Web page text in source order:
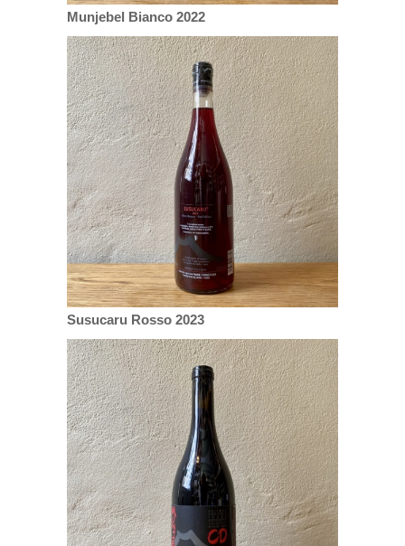
Munjebel Bianco 2022
Susucaru Rosso 2023